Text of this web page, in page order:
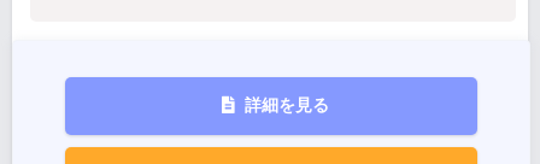
詳細を見る